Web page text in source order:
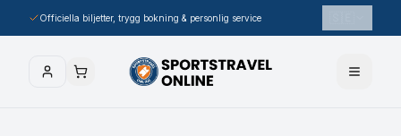
Officiella biljetter, trygg bokning & personlig service